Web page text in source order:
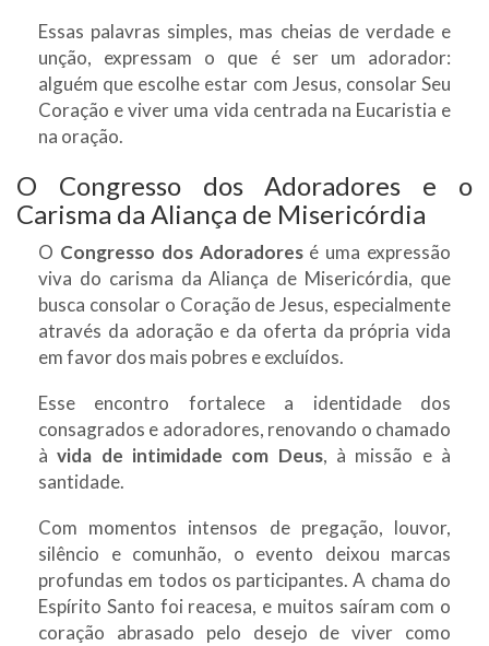
Essas palavras simples, mas cheias de verdade e
unção, expressam o que é ser um adorador:
alguém que escolhe estar com Jesus, consolar Seu
Coração e viver uma vida centrada na Eucaristia e
na oração.
O Congresso dos Adoradores e o
Carisma da Aliança de Misericórdia
O Congresso dos Adoradoresé uma expressão
viva do carisma da Aliança de Misericórdia, que
busca consolar o Coração de Jesus, especialmente
através da adoração e da oferta da própria vida
em favor dos mais pobres e excluídos.
Esse encontro fortalece a identidade dos
consagrados e adoradores, renovando o chamado
àvida de intimidade com Deus, à missão e à
santidade.
Com momentos intensos de pregação, louvor,
silêncio e comunhão, o evento deixou marcas
profundas em todos os participantes. A chama do
Espírito Santo foi reacesa, e muitos saíram com o
coração abrasado pelo desejo de viver como